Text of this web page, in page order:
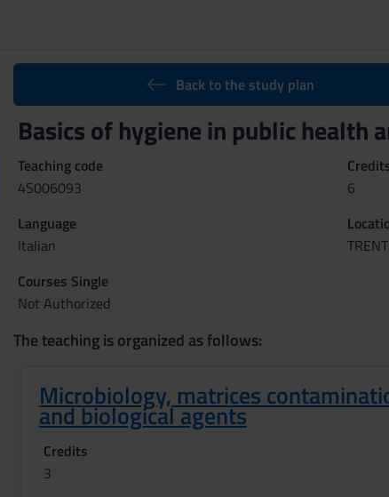
Back to the study plan
Basics of hygiene in public
Teaching code
4S006093
6
Language
Italian
Courses Single
Not Authorized
The teaching is organized as follows:
Microbiology, matrices
and biological agents
Credits
3